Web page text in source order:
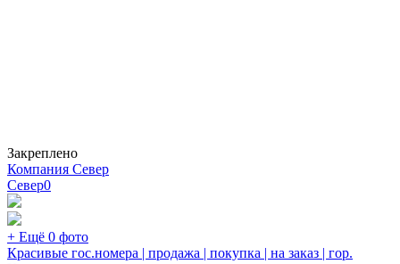
Закреплено
Компания Север
Север0
+ Ещё 0 фото
Красивые гос.номера | продажа | покупка | на заказ | гор.